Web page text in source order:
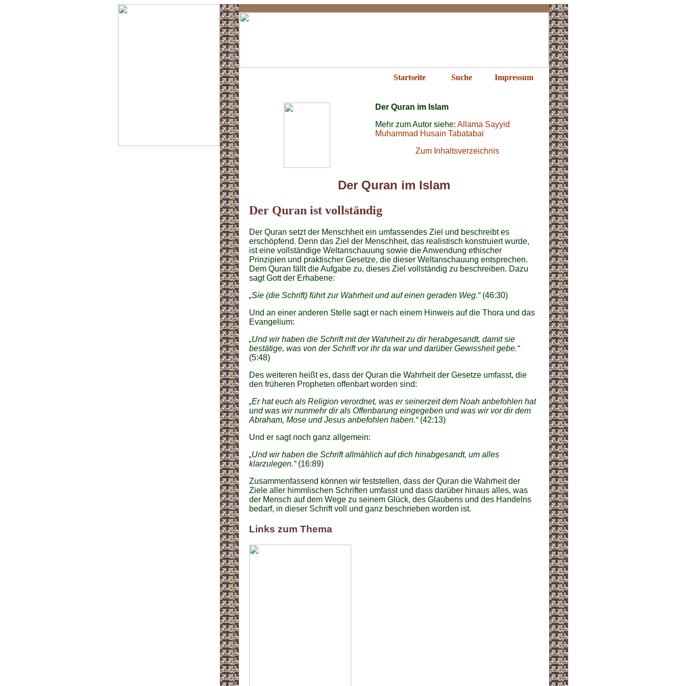
Startseite Suche Impressum
Der Quran im Islam
Mehr zum Autor siehe: Allama Sayyid
Muhammad Husain Tabatabai
Zum Inhaltsverzeichnis
Der Quran im Islam
Der Quran ist vollständig
Der Quran setzt der Menschheit ein umfassendes Ziel und beschreibt es
erschöpfend. Denn das Ziel der Menschheit, das realistisch konstruiert wurde,
ist eine vollständige Weltanschauung sowie die Anwendung ethischer
Prinzipien und praktischer Gesetze, die dieser Weltanschauung entsprechen.
Dem Quran fällt die Aufgabe zu, dieses Ziel vollständig zu beschreiben. Dazu
sagt Gott der Erhabene:
„Sie (die Schrift) führt zur Wahrheit und auf einen geraden Weg.“(46:30)
Und an einer anderen Stelle sagt er nach einem Hinweis auf die Thora und das
Evangelium:
„Und wir haben die Schrift mit der Wahrheit zu dir herabgesandt, damit sie
bestätige, was von der Schrift vor ihr da war und darüber Gewissheit gebe.“
(5:48)
Des weiteren heißt es, dass der Quran die Wahrheit der Gesetze umfasst, die
den früheren Propheten offenbart worden sind:
„Er hat euch als Religion verordnet, was er seinerzeit dem Noah anbefohlen hat
und was wir nunmehr dir als Offenbarung eingegeben und was wir vor dir dem
Abraham, Mose und Jesus anbefohlen haben.“(42:13)
Und er sagt noch ganz allgemein:
„Und wir haben die Schrift allmählich auf dich hinabgesandt, um alles
klarzulegen.“(16:89)
Zusammenfassend können wir feststellen, dass der Quran die Wahrheit der
Ziele aller himmlischen Schriften umfasst und dass darüber hinaus alles, was
der Mensch auf dem Wege zu seinem Glück, des Glaubens und des Handelns
bedarf, in dieser Schrift voll und ganz beschrieben worden ist.
Links zum Thema